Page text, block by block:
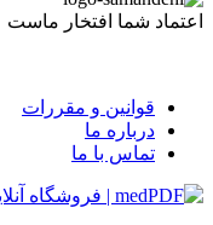
اعتماد شما افتخار ماست
قوانین و مقررات
درباره ما
تماس با ما